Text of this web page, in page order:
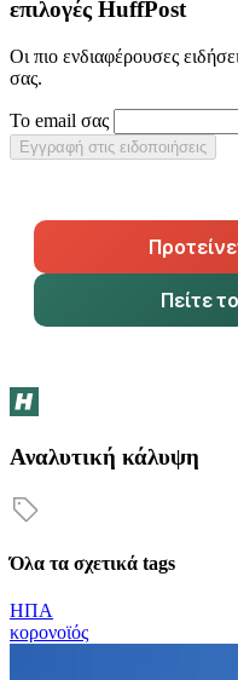
επιλογές HuffPost
Οι πιο ενδιαφέρουσες
σας.
Το email σας
Εγγραφή στις ειδοποιήσεις
Πείτε
Αναλυτική κάλυψη
Όλα τα σχετικά tags
ΗΠΑ
κορονοϊός